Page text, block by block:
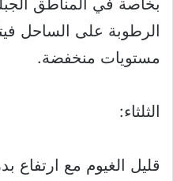
الرطوبة على الساحل
مستويات منخفضة.
الثلثاء:
قليل الغيوم مع ارتفاع